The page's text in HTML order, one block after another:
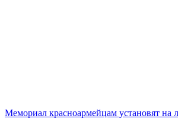
Мемориал красноармейцам установят на